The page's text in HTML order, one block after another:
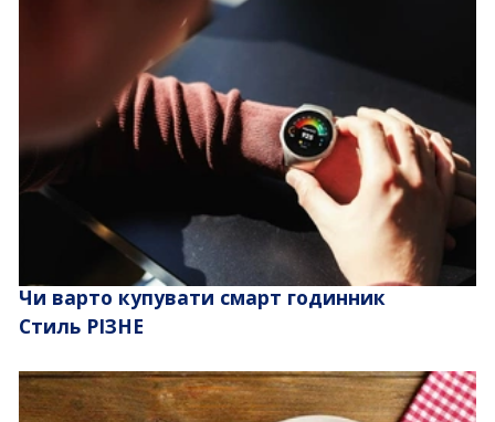
Чи варто купувати смарт годинник
Стиль РІЗНЕ